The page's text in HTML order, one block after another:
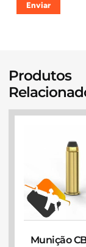
Produtos
Munição